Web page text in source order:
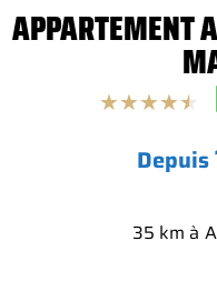
APPARTEMENT
★★★★★
Depuis
35 km à